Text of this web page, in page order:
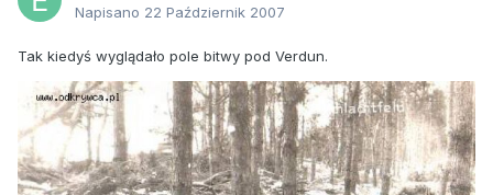
Napisano 22 Październik 2007
Tak kiedyś wyglądało pole bitwy pod Verdun.